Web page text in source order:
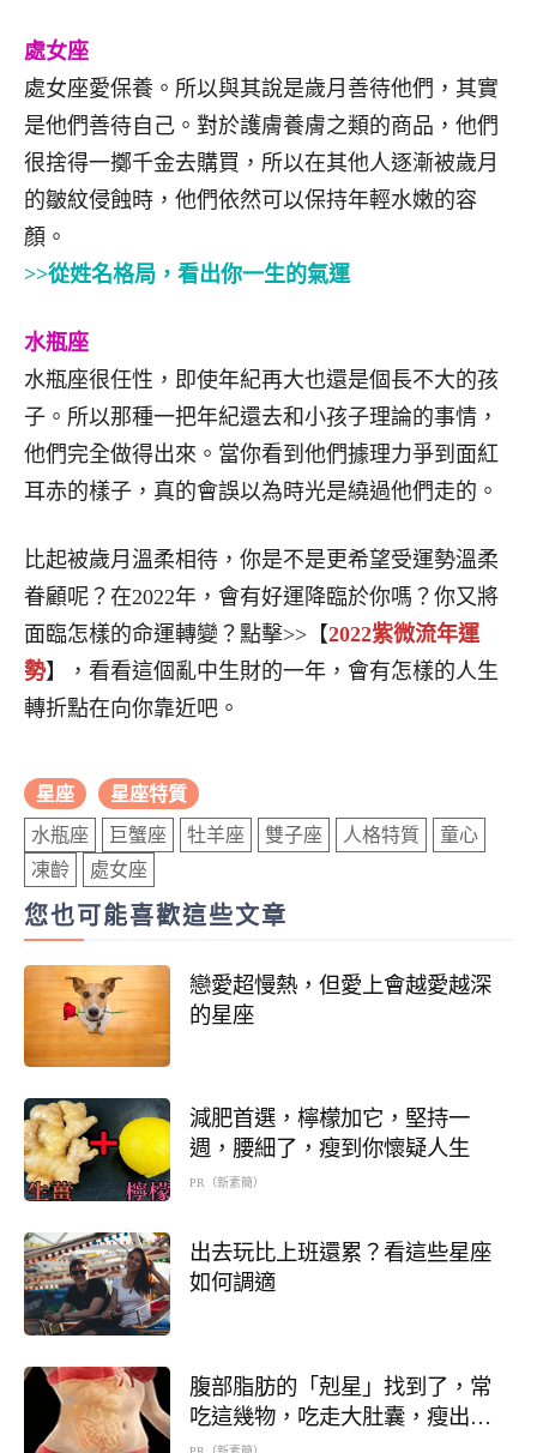
處女座
處女座愛保養。所以與其說是歲月善待他們，其實
是他們善待自己。對於護膚養膚之類的商品，他們
很捨得一擲千金去購買，所以在其他人逐漸被歲月
的皺紋侵蝕時，他們依然可以保持年輕水嫩的容
顏。
>>從姓名格局，看出你一生的氣運
水瓶座
水瓶座很任性，即使年紀再大也還是個長不大的孩
子。所以那種一把年紀還去和小孩子理論的事情，
他們完全做得出來。當你看到他們據理力爭到面紅
耳赤的樣子，真的會誤以為時光是繞過他們走的。
比起被歲月溫柔相待，你是不是更希望受運勢溫柔
眷顧呢？在2022年，會有好運降臨於你嗎？你又將
面臨怎樣的命運轉變？點擊>>【2022紫微流年運
勢】，看看這個亂中生財的一年，會有怎樣的人生
轉折點在向你靠近吧。
星座 星座特質
水瓶座 巨蟹座 牡羊座 雙子座 人格特質
童心
凍齡
處女座
您也可能喜歡這些文章
戀愛超慢熱，但愛上會越愛越深
的星座
減肥首選，檸檬加它，堅持一
週，腰細了，瘦到你懷疑人生
PR（新素簡）
出去玩比上班還累？看這些星座
如何調適
腹部脂肪的「剋星」找到了，常
吃這幾物，吃走大肚囊，瘦出小
蠻腰